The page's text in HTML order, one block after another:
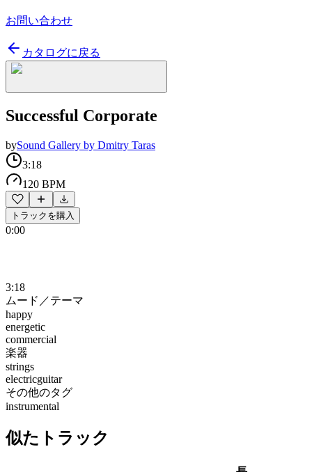
お問い合わせ
カタログに戻る
Successful Corporate
bySound Gallery by Dmitry Taras
3:18
120 BPM
トラックを購入
0:00
3:18
ムード／テーマ
happy
energetic
commercial
楽器
strings
electricguitar
その他のタグ
instrumental
似たトラック